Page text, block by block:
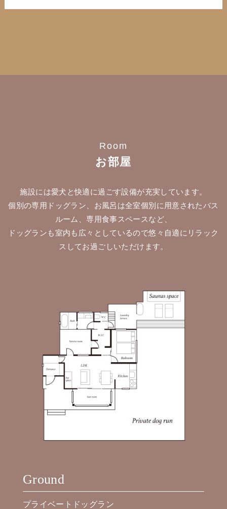
Room
お部屋
施設には愛犬と快適に過ごす設備が充実しています。
個別の専用ドッグラン、お風呂は全室個別に用意されたバス
ルーム、専用食事スペースなど、
ドッグランも室内も広々としているので悠々自適にリラック
スしてお過ごしいただけます。
Ground
プライベートドッグラン